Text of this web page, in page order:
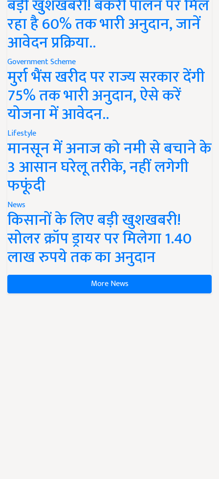
बड़ी खुशखबरी! बकरी पालन पर मिल
रहा है 60% तक भारी अनुदान, जानें
आवेदन प्रक्रिया..
Government Scheme
मुर्रा भैंस खरीद पर राज्य सरकार देंगी
75% तक भारी अनुदान, ऐसे करें
योजना में आवेदन..
Lifestyle
मानसून में अनाज को नमी से बचाने के
3 आसान घरेलू तरीके, नहीं लगेगी
फफूंदी
News
किसानों के लिए बड़ी खुशखबरी!
सोलर क्रॉप ड्रायर पर मिलेगा 1.40
लाख रुपये तक का अनुदान
More News